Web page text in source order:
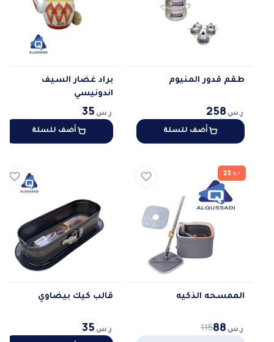
طقم قدور المنيوم
ر.س 258
أضف للسلة
براد غضار السيف
اندونيسي
ر.س 35
أضف للسلة
−23٪
الممسحه الذكيه
ر.س 88
115
قالب كيك بيضاوي
ر.س 35